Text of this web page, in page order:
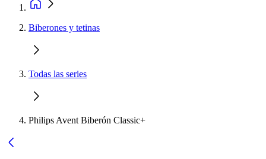
Biberones y tetinas
Todas las series
Philips Avent Biberón Classic+